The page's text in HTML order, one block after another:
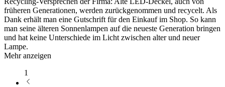
früheren Generationen, werden zurückgenommen und recycelt. Als
Dank erhält man eine Gutschrift für den Einkauf im Shop. So kann
man seine älteren Sonnenlampen auf die neueste Generation bringen
und hat keine Unterschiede im Licht zwischen alter und neuer
Lampe.
Mehr anzeigen
1